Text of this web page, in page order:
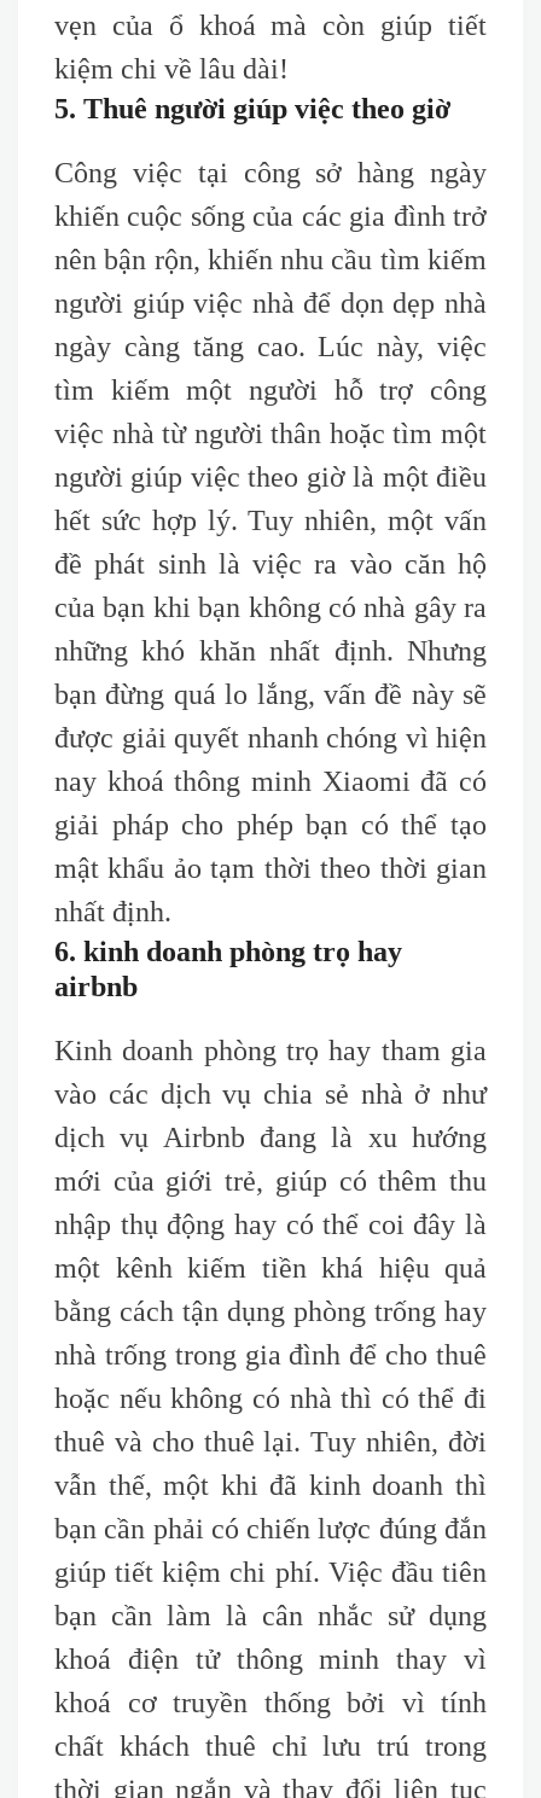
vẹn của ổ khoá mà còn giúp tiết
kiệm chi về lâu dài!
5. Thuê người giúp việc theo giờ
Công việc tại công sở hàng ngày
khiến cuộc sống của các gia đình trở
nên bận rộn, khiến nhu cầu tìm kiếm
người giúp việc nhà để dọn dẹp nhà
ngày càng tăng cao. Lúc này, việc
tìm kiếm một người hỗ trợ công
việc nhà từ người thân hoặc tìm một
người giúp việc theo giờ là một điều
hết sức hợp lý. Tuy nhiên, một vấn
đề phát sinh là việc ra vào căn hộ
của bạn khi bạn không có nhà gây ra
những khó khăn nhất định. Nhưng
bạn đừng quá lo lắng, vấn đề này sẽ
được giải quyết nhanh chóng vì hiện
nay khoá thông minh Xiaomi đã có
giải pháp cho phép bạn có thể tạo
mật khẩu ảo tạm thời theo thời gian
nhất định.
6. kinh doanh phòng trọ hay
airbnb
Kinh doanh phòng trọ hay tham gia
vào các dịch vụ chia sẻ nhà ở như
dịch vụ Airbnb đang là xu hướng
mới của giới trẻ, giúp có thêm thu
nhập thụ động hay có thể coi đây là
một kênh kiếm tiền khá hiệu quả
bằng cách tận dụng phòng trống hay
nhà trống trong gia đình để cho thuê
hoặc nếu không có nhà thì có thể đi
thuê và cho thuê lại. Tuy nhiên, đời
vẫn thế, một khi đã kinh doanh thì
bạn cần phải có chiến lược đúng đắn
giúp tiết kiệm chi phí. Việc đầu tiên
bạn cần làm là cân nhắc sử dụng
khoá điện tử thông minh thay vì
khoá cơ truyền thống bởi vì tính
chất khách thuê chỉ lưu trú trong
thời gian ngắn và thay đổi liên tục